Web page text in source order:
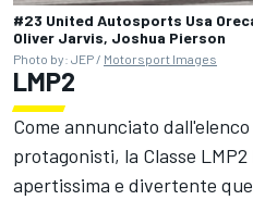
#23 United Autosports Usa
Oliver Jarvis, Joshua Pierson
Photo by: JEP / Motorsport Images
LMP2
Come annunciato
protagonisti, la Classe
apertissima e divertente